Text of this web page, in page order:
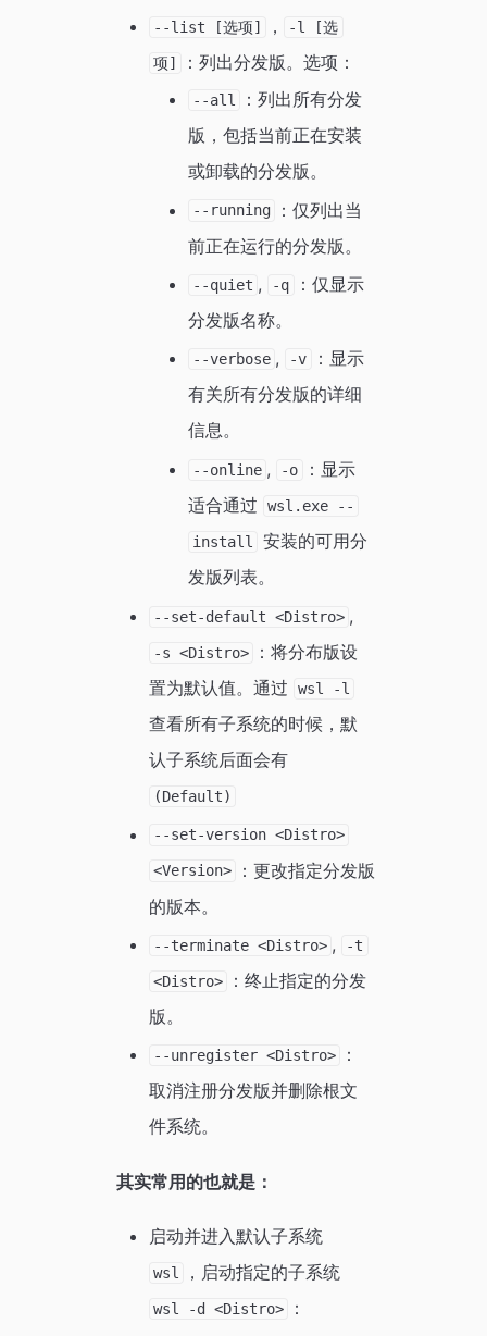
--list [选项] ， -l [选
项] ：列出分发版。选项：
--all
：列出所有分发
版，包括当前正在安装
或卸载的分发版。
--running
：仅列出当
前正在运行的分发版。
--quiet , -q
：仅显示
分发版名称。
--verbose , -v
：显示
有关所有分发版的详细
信息。
--online , -o
：显示
适合通过
wsl.exe --
install
安装的可用分
发版列表。
--set-default <Distro> ,
-s <Distro>
：将分布版设
置为默认值。通过
wsl -l
查看所有子系统的时候，默
认子系统后面会有
(Default)
--set-version <Distro>
<Version>
：更改指定分发版
的版本。
--terminate <Distro> , -t
<Distro>
：终止指定的分发
版。
--unregister <Distro>
：
取消注册分发版并删除根文
件系统。
其实常用的也就是：
启动并进入默认子系统
wsl ，启动指定的子系统
wsl -d <Distro>
：